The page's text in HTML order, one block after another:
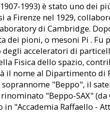
1993) è stato uno dei
a Firenze nel 1929,
di Cambridge.
dei pioni, o mesoni Pi .
acceleratori di
Fisica dello spazio,
il nome al Dipartimento
"Beppo", il
"Beppo-SAX"
"Accademia Raffaello -